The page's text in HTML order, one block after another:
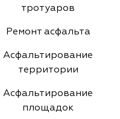
тротуаров
Ремонт асфальта
Асфальтирование
территории
Асфальтирование
площадок